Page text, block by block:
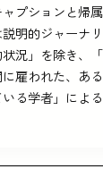
プションと帰
明的ジャーナ
況」を除き、
雇われた、あ
る学者」によ